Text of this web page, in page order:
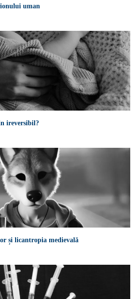
uman
ireversibil?
și licantropia medievală